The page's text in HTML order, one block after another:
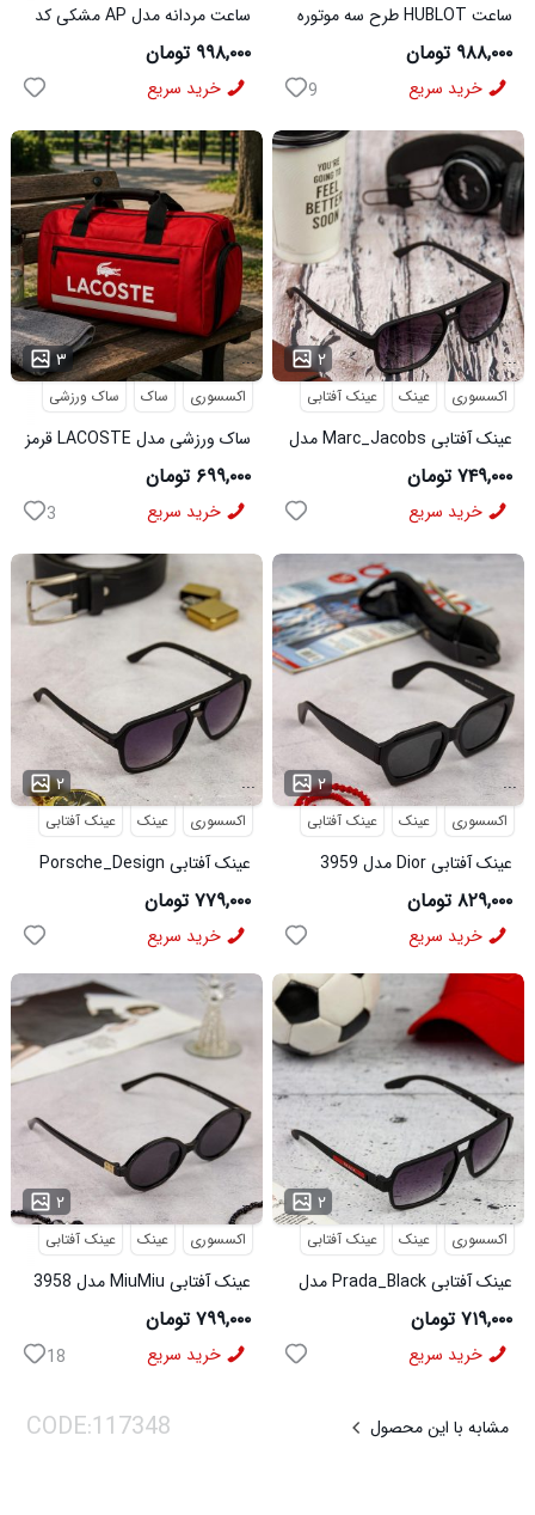
ساعت مردانه مدل AP مشکی کد
6546
۹۹۸,۰۰۰ تومان
خرید سریع
ساعت HUBLOT طرح سه موتوره
سورمه ای کد 6559
۹۸۸,۰۰۰ تومان
خرید سریع 9
۳ ...
اکسسوری ساک ساک ورزشی
ساک ورزشی مدل LACOSTE قرمز
کد6567
۶۹۹,۰۰۰ تومان
خرید سریع 3
۲ ...
اکسسوری عینک عینک آفتابی
عینک آفتابی Marc_Jacobs مدل
3956
۷۴۹,۰۰۰ تومان
خرید سریع
۲ ...
اکسسوری عینک عینک آفتابی
عینک آفتابی Porsche_Design
مدل 3960
۷۷۹,۰۰۰ تومان
خرید سریع
۲ ...
اکسسوری عینک عینک آفتابی
عینک آفتابی Dior مدل 3959
۸۲۹,۰۰۰ تومان
خرید سریع
۲ ...
اکسسوری عینک عینک آفتابی
عینک آفتابی MiuMiu مدل 3958
۷۹۹,۰۰۰ تومان
خرید سریع 18
۲ ...
اکسسوری عینک عینک آفتابی
عینک آفتابی Prada_Black مدل
3957
۷۱۹,۰۰۰ تومان
خرید سریع
مشابه با این محصول